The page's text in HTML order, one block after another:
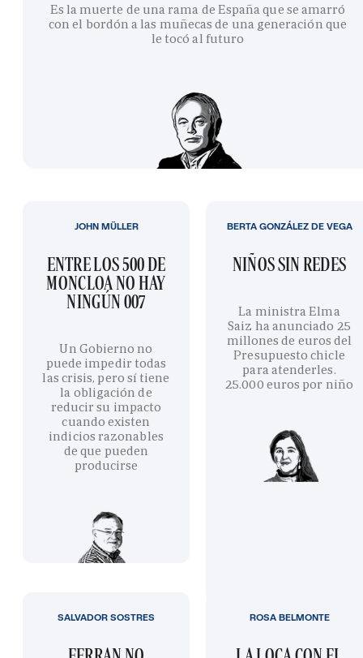
Es la muerte de una rama de España que se amarró
con el bordón a las muñecas de una generación que
le tocó al futuro
ENTRE LOS 500 DE
MONCLOA NO HAY
NINGÚN 007
Un Gobierno no
puede impedir todas
las crisis, pero sí tiene
la obligación de
reducir su impacto
cuando existen
indicios razonables
de que pueden
producirse
JOHN MÜLLER
NIÑOS SIN REDES
La ministra Elma
Saiz ha anunciado 25
millones de euros del
Presupuesto chicle
para atenderles.
25.000 euros por niño
BERTA GONZÁLEZ DE VEGA
SALVADOR SOSTRES ROSA BELMONTE